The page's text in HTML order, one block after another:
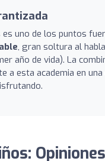
uno de los puntos
, gran soltura al
año de vida). La
a esta academia en una
Opiniones